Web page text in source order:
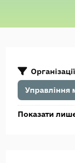
Організації
Управління
Показати